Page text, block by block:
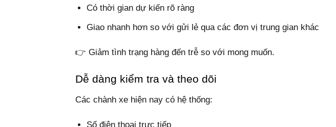
Có thời gian dự kiến rõ ràng
Giao nhanh hơn so với gửi lẻ qua các đơn vị trung gian khác
👉 Giảm tình trạng hàng đến trễ so với mong muốn.
Dễ dàng kiểm tra và theo dõi
Các chành xe hiện nay có hệ thống:
Số điện thoại trực tiếp